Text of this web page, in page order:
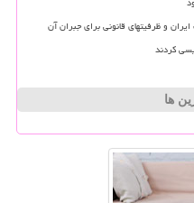
و ظرفیتهای قانونی برای جبران آن
ها